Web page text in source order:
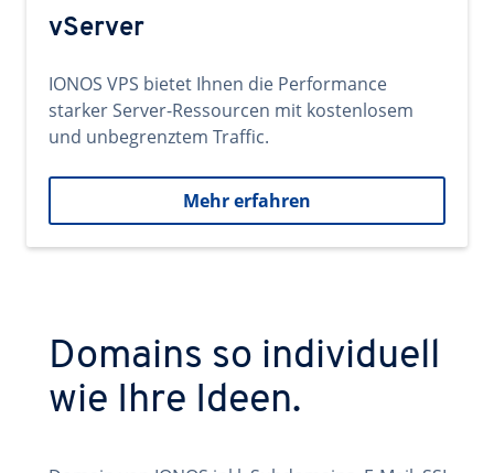
vServer
IONOS VPS bietet Ihnen die Performance
starker Server-Ressourcen mit kostenlosem
und unbegrenztem Traffic.
Mehr erfahren
Domains so individuell
wie Ihre Ideen.